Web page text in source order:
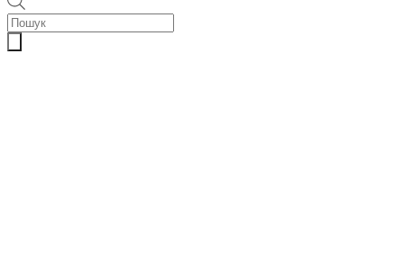
Пошук
товарів